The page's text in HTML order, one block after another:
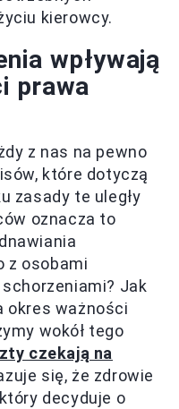
kierowcy.
wpływają
prawa
z nas na pewno
które dotyczą
zasady te uległy
oznacza to
z osobami
Jak
okres ważności
wokół tego
czekają na
się, że zdrowie
decyduje o